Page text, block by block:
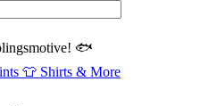
🐟
👕 Shirts & More